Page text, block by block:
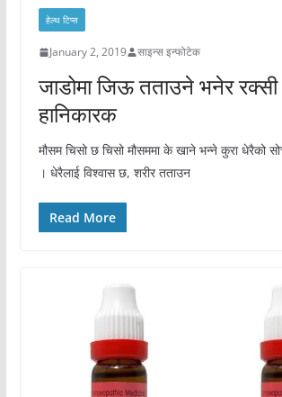
हेल्थ टिप्स
January 2, 2019 साइन्स इन्फोटेक
जाडोमा जिऊ तताउने भनेर
हानिकारक
मौसम चिसो छ चिसो मौसममा के खाने भन्ने कुरा धेरैको
। धेरैलाई विश्वास छ, शरीर तताउन
Read More